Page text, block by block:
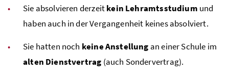
Sie absolvieren derzeitkein Lehramtsstudium und
haben auch in der Vergangenheit keines absolviert.
Sie hatten noch keine Anstellung an einer Schule im
alten Dienstvertrag (auch Sondervertrag).